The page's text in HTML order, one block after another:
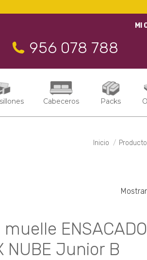
MI
956 078 788
Cabeceros Packs
Estás aquí:
Inicio
NUBE Junior B